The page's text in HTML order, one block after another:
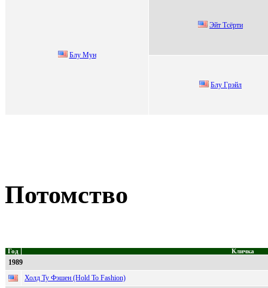
Блу Мун
Эйт Tсёpти
Блу Гpэйл
Потомство
Год Кличка
1989
Холд Ту Фэшен (Hold To Fashion)